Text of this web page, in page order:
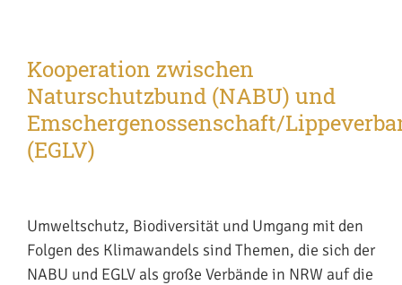
Kooperation zwischen
Naturschutzbund (NABU) und
Emschergenossenschaft/
(EGLV)
Umweltschutz, Biodiversität und Umgang mit den
Folgen des Klimawandels sind Themen, die sich der
NABU und EGLV als große Verbände in NRW auf die